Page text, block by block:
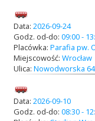
Data: 2026-09-24
Godz. od-do: 09:00 -
Placówka: Parafia pw.
Miejscowość: Wrocław
Ulica: Nowodworska 64
Data: 2026-09-10
Godz. od-do: 08:30 -